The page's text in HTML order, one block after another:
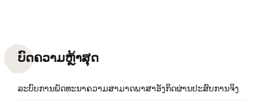
ບົດຄວາມຫຼ້າສຸດ
ລະບົບການພັດທະນາຄວາມສາມາດພາສາອັງກິດຜ່ານປະສົບການຈິງ